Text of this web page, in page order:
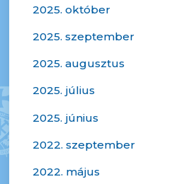
2025. október
2025. szeptember
2025. augusztus
2025. július
2025. június
2022. szeptember
2022. május